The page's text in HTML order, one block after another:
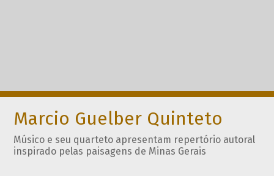
Marcio Guelber Quinteto
Músico e seu quarteto apresentam repertório autoral
inspirado pelas paisagens de Minas Gerais